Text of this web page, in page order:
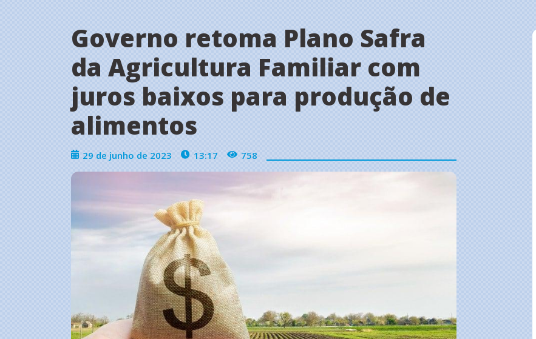
Governo retoma Plano Safra
da Agricultura Familiar com
juros baixos para produção de
alimentos
29 de junho de 2023 13:17 758